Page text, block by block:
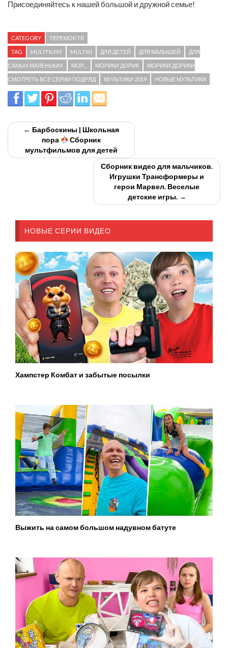
Присоединяйтесь к нашей большой и дружной семье!
CATEGORY ТЕРЕМОК ТВ
TAG MULTFILMY MULTIKI ДЛЯ ДЕТЕЙ ДЛЯ МАЛЫШЕЙ ДЛЯ
САМЫХ МАЛЕНЬКИХ МОР... МОРИКИ ДОРИК МОРИКИ ДОРИКИ
СМОТРЕТЬ ВСЕ СЕРИИ ПОДРЯД МУЛЬТИКИ 2019 НОВЫЕ МУЛЬТИКИ
← Барбоскины | Школьная
пора
Сборник
мультфильмов для детей
Сборник видео для мальчиков.
Игрушки Трансформеры и
герои Марвел. Веселые
детские игры. →
НОВЫЕ СЕРИИ ВИДЕО
Хампстер Комбат и забытые посылки
Выжить на самом большом надувном батуте